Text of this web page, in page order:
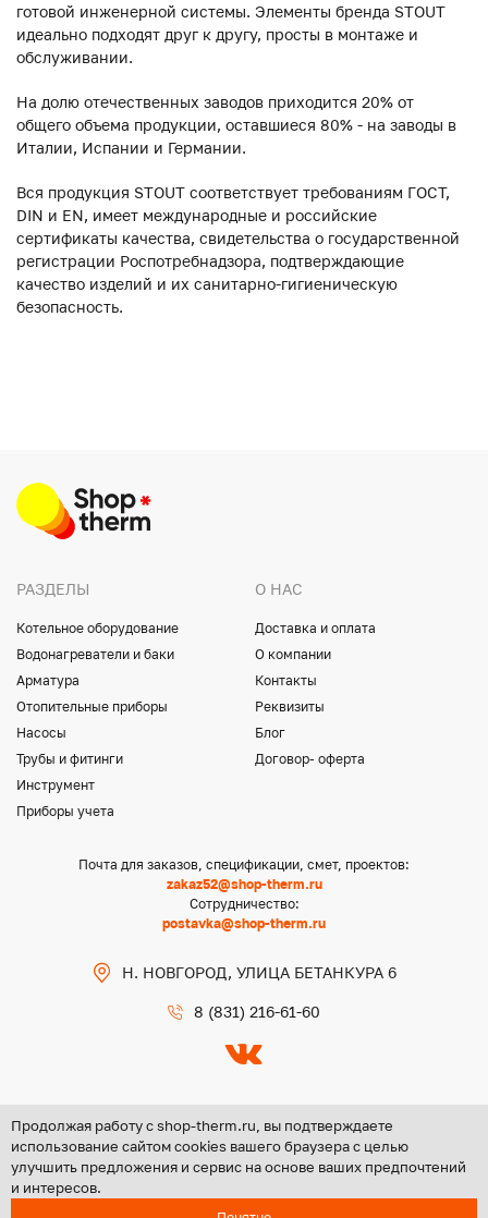
готовой инженерной системы. Элементы бренда STOUT
идеально подходят друг к другу, просты в монтаже и
обслуживании.
На долю отечественных заводов приходится 20% от
общего объема продукции, оставшиеся 80% - на заводы в
Италии, Испании и Германии.
Вся продукция STOUT соответствует требованиям ГОСТ,
DIN и EN, имеет международные и российские
сертификаты качества, свидетельства о государственной
регистрации Роспотребнадзора, подтверждающие
качество изделий и их санитарно-гигиеническую
безопасность.
РАЗДЕЛЫ
Котельное оборудование
Водонагреватели и баки
Арматура
Отопительные приборы
Насосы
Трубы и фитинги
Инструмент
Приборы учета
О НАС
Доставка и оплата
О компании
Контакты
Реквизиты
Блог
Договор- оферта
Почта для заказов, спецификации, смет, проектов:
zakaz52@shop-therm.ru
Сотрудничество:
postavka@shop-therm.ru
Н. НОВГОРОД, УЛИЦА БЕТАНКУРА 6
8 (831) 216-61-60
Copyright @ 2026 ООО «ЦЕНТР ГРУПП НН»
Политика конфиденциальности
Продолжая работу с shop-therm.ru, вы подтверждаете
использование сайтом cookies вашего браузера с целью
улучшить предложения и сервис на основе ваших предпочтений
и интересов.